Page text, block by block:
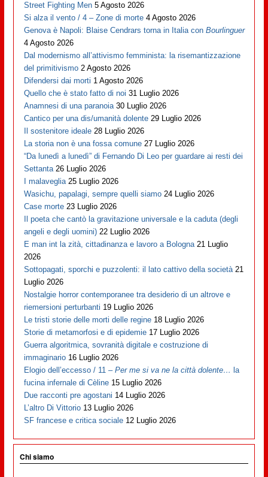
Street Fighting Men 5 Agosto 2026
Si alza il vento / 4 – Zone di morte 4 Agosto 2026
Genova è Napoli: Blaise Cendrars torna in Italia conBourlinguer
4 Agosto 2026
Dal modernismo all’attivismo femminista: la risemantizzazione
del primitivismo 2 Agosto 2026
Difendersi dai morti 1 Agosto 2026
Quello che è stato fatto di noi 31 Luglio 2026
Anamnesi di una paranoia 30 Luglio 2026
Cantico per una dis/umanità dolente 29 Luglio 2026
Il sostenitore ideale 28 Luglio 2026
La storia non è una fossa comune 27 Luglio 2026
“Da lunedì a lunedì” di Fernando Di Leo per guardare ai resti dei
Settanta 26 Luglio 2026
I malaveglia 25 Luglio 2026
Wasichu, papalagi, sempre quelli siamo 24 Luglio 2026
Case morte 23 Luglio 2026
Il poeta che cantò la gravitazione universale e la caduta (degli
angeli e degli uomini) 22 Luglio 2026
E man int la zità, cittadinanza e lavoro a Bologna 21 Luglio
2026
Sottopagati, sporchi e puzzolenti: il lato cattivo della società 21
Luglio 2026
Nostalgie horror contemporanee tra desiderio di un altrove e
riemersioni perturbanti 19 Luglio 2026
Le tristi storie delle morti delle regine 18 Luglio 2026
Storie di metamorfosi e di epidemie 17 Luglio 2026
Guerra algoritmica, sovranità digitale e costruzione di
immaginario 16 Luglio 2026
Elogio dell’eccesso / 11 –Per me si va ne la città dolente… la
fucina infernale di Cèline 15 Luglio 2026
Due racconti pre agostani 14 Luglio 2026
L’altro Di Vittorio 13 Luglio 2026
SF francese e critica sociale 12 Luglio 2026
Chi siamo